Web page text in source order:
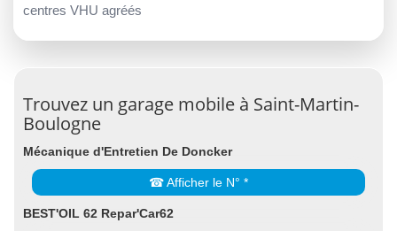
centres VHU agréés
Trouvez un garage mobile à Saint-Martin-
Boulogne
Mécanique d'Entretien De Doncker
☎ Afficher le N° *
BEST'OIL 62 Repar'Car62